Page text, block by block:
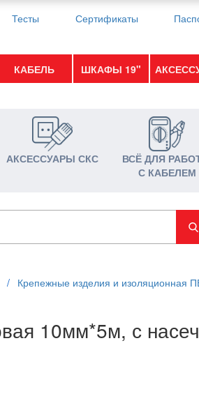
Тесты Сертификаты
КАБЕЛЬ ШКАФЫ 19"
АКСЕССУАРЫ СКС
ВСЁ ДЛЯ
С КАБЕЛЕМ
/ Крепежные изделия и изоляционная
10мм*5м, с